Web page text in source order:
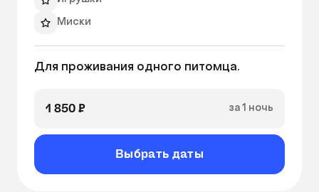
Миски
Теплые полы
Лежанка
Для проживания одного питомца.
1 850 ₽ за 1 ночь
Выбрать даты